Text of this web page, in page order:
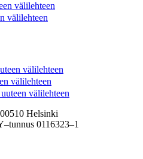
välilehteen
välilehteen
välilehteen
välilehteen
välilehteen
Helsinki
0116323–1